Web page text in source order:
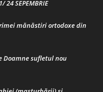
24 SEPEMBRIE
mănăstiri ortodoxe din
Doamne sufletul nou